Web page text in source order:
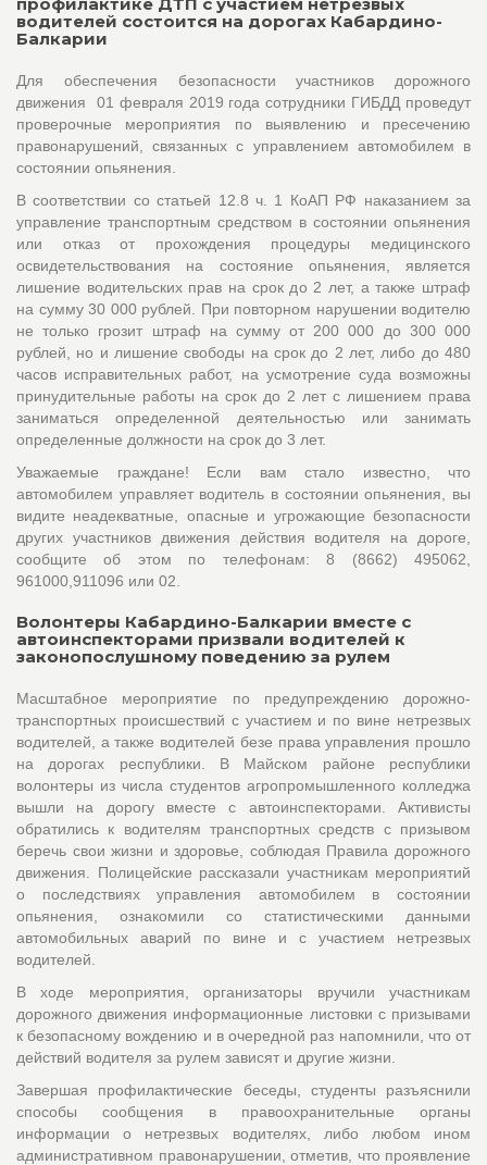
водителей состоится на дорогах Кабардино-
Балкарии
Для обеспечения безопасности участников дорожного
движения 01 февраля 2019 года сотрудники ГИБДД проведут
проверочные мероприятия по выявлению и пресечению
правонарушений, связанных с управлением автомобилем в
состоянии опьянения.
В соответствии со статьей 12.8 ч. 1 КоАП РФ наказанием за
управление транспортным средством в состоянии опьянения
или отказ от прохождения процедуры медицинского
освидетельствования на состояние опьянения, является
лишение водительских прав на срок до 2 лет, а также штраф
на сумму 30 000 рублей. При повторном нарушении водителю
не только грозит штраф на сумму от 200 000 до 300 000
рублей, но и лишение свободы на срок до 2 лет, либо до 480
часов исправительных работ, на усмотрение суда возможны
принудительные работы на срок до 2 лет с лишением права
заниматься определенной деятельностью или занимать
определенные должности на срок до 3 лет.
Уважаемые граждане! Если вам стало известно, что
автомобилем управляет водитель в состоянии опьянения, вы
видите неадекватные, опасные и угрожающие безопасности
других участников движения действия водителя на дороге,
сообщите об этом по телефонам: 8 (8662) 495062,
961000,911096 или 02.
Волонтеры Кабардино-Балкарии вместе с
автоинспекторами призвали водителей к
законопослушному поведению за рулем
Масштабное мероприятие по предупреждению дорожно-
транспортных происшествий с участием и по вине нетрезвых
водителей, а также водителей безе права управления прошло
на дорогах республики. В Майском районе республики
волонтеры из числа студентов агропромышленного колледжа
вышли на дорогу вместе с автоинспекторами. Активисты
обратились к водителям транспортных средств с призывом
беречь свои жизни и здоровье, соблюдая Правила дорожного
движения. Полицейские рассказали участникам мероприятий
о последствиях управления автомобилем в состоянии
опьянения, ознакомили со статистическими данными
автомобильных аварий по вине и с участием нетрезвых
водителей.
В ходе мероприятия, организаторы вручили участникам
дорожного движения информационные листовки с призывами
к безопасному вождению и в очередной раз напомнили, что от
действий водителя за рулем зависят и другие жизни.
Завершая профилактические беседы, студенты разъяснили
способы сообщения в правоохранительные органы
информации о нетрезвых водителях, либо любом ином
административном правонарушении, отметив, что проявление